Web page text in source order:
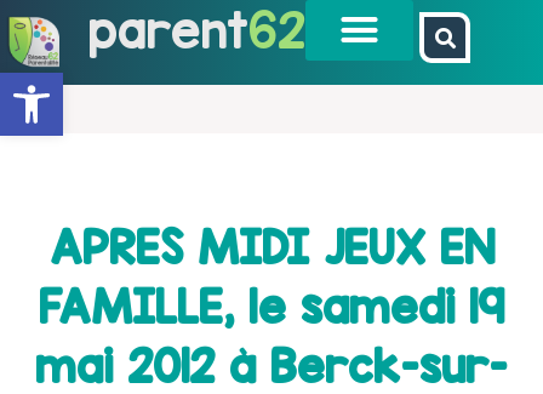
Ouvrir la barre d’outils
parent62
APRES MIDI JEUX EN
FAMILLE, le samedi 19
mai 2012 à Berck-sur-